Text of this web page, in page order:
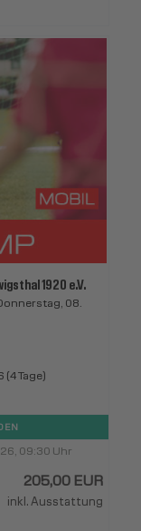
1920 e.V.
08.
Tage)
09:30 Uhr
205,00 EUR
inkl. Ausstattung